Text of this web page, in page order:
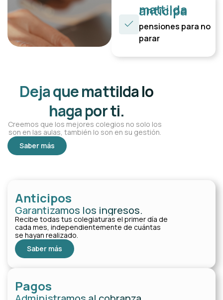
mattilda
anticipa
pensiones para no
parar
Deja que mattilda lo
haga por ti.
Creemos que los mejores colegios no solo los
son en las aulas, también lo son en su gestión.
Saber más
Anticipos
Garantizamos los ingresos.
Recibe todas tus colegiaturas el primer día de
cada mes, independientemente de cuántas
se hayan realizado.
Saber más
Pagos